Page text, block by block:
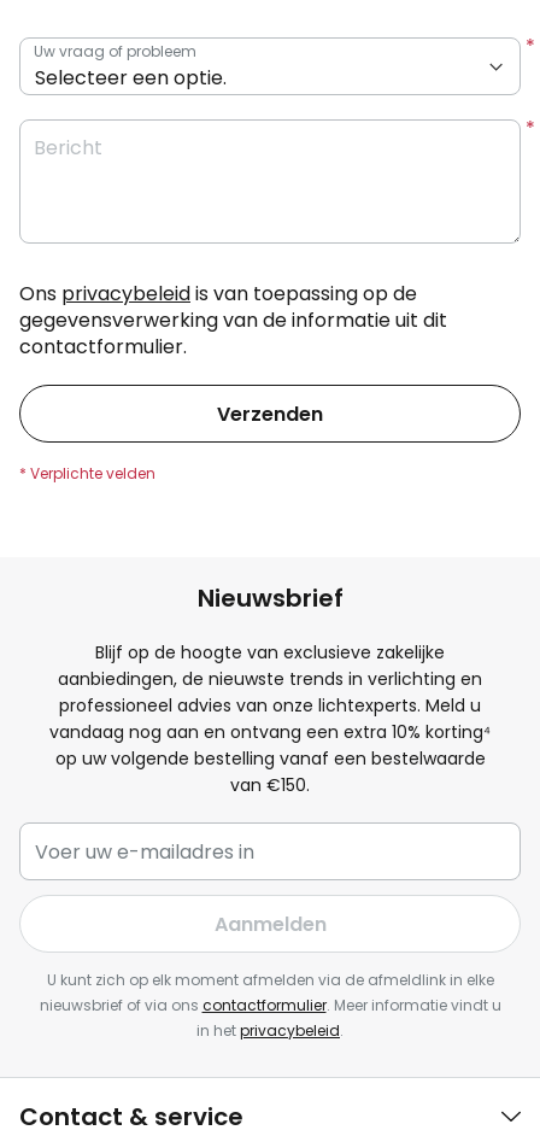
Uw vraag of probleem
Bericht
Ons privacybeleidis van toepassing op de
gegevensverwerking van de informatie uit dit
contactformulier.
Verzenden
Nieuwsbrief
Blijf op de hoogte van exclusieve zakelijke
aanbiedingen, de nieuwste trends in verlichting en
professioneel advies van onze lichtexperts. Meld u
vandaag nog aan en ontvang een extra 10% korting⁴
op uw volgende bestelling vanaf een bestelwaarde
van €150.
Aanmelden
U kunt zich op elk moment afmelden via de afmeldlink in elke
nieuwsbrief of via ons contactformulier. Meer informatie vindt u
in hetprivacybeleid.
Contact & service